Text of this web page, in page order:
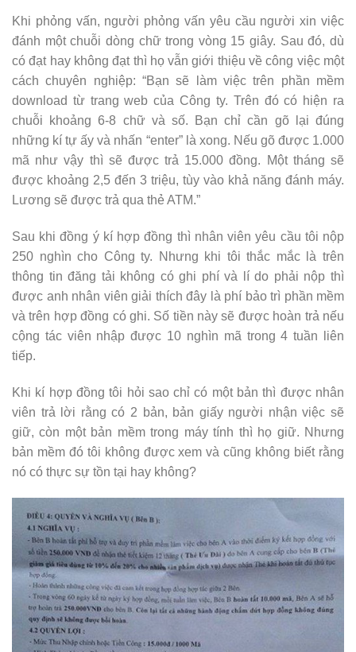
Khi phỏng vấn, người phỏng vấn yêu cầu người xin việc
đánh một chuỗi dòng chữ trong vòng 15 giây. Sau đó, dù
có đạt hay không đạt thì họ vẫn giới thiệu về công việc một
cách chuyên nghiệp: “Bạn sẽ làm việc trên phần mềm
download từ trang web của Công ty. Trên đó có hiện ra
chuỗi khoảng 6-8 chữ và số. Bạn chỉ cần gõ lại đúng
những kí tự ấy và nhấn “enter” là xong. Nếu gõ được 1.000
mã như vậy thì sẽ được trả 15.000 đồng. Một tháng sẽ
được khoảng 2,5 đến 3 triệu, tùy vào khả năng đánh máy.
Lương sẽ được trả qua thẻ ATM.”
Sau khi đồng ý kí hợp đồng thì nhân viên yêu cầu tôi nộp
250 nghìn cho Công ty. Nhưng khi tôi thắc mắc là trên
thông tin đăng tải không có ghi phí và lí do phải nộp thì
được anh nhân viên giải thích đây là phí bảo trì phần mềm
và trên hợp đồng có ghi. Số tiền này sẽ được hoàn trả nếu
cộng tác viên nhập được 10 nghìn mã trong 4 tuần liên
tiếp.
Khi kí hợp đồng tôi hỏi sao chỉ có một bản thì được nhân
viên trả lời rằng có 2 bản, bản giấy người nhận việc sẽ
giữ, còn một bản mềm trong máy tính thì họ giữ. Nhưng
bản mềm đó tôi không được xem và cũng không biết rằng
nó có thực sự tồn tại hay không?